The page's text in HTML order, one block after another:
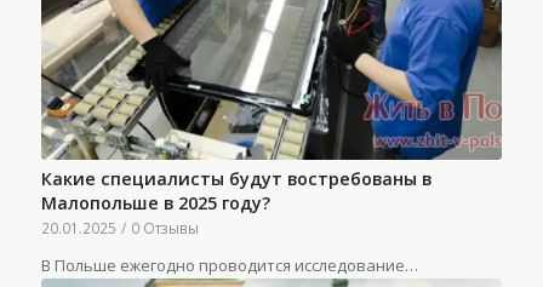
Какие специалисты будут востребованы в
Малопольше в 2025 году?
20.01.2025 / 0 Отзывы
В Польше ежегодно проводится исследование…